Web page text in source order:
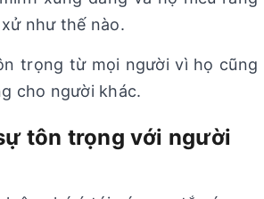
như thế nào.
trọng từ mọi người vì họ cũng
cho người khác.
tôn trọng với người